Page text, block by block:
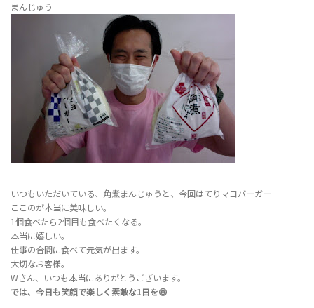
まんじゅう
いつもいただいている、角煮まんじゅうと、今回はてりマヨバーガー
ここのが本当に美味しい。
1個食べたら2個目も食べたくなる。
本当に嬉しい。
仕事の合間に食べて元気が出ます。
大切なお客様。
Wさん、いつも本当にありがとうございます。
では、今日も笑顔で楽しく素敵な1日を😆